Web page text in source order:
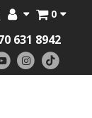
0
631 8942